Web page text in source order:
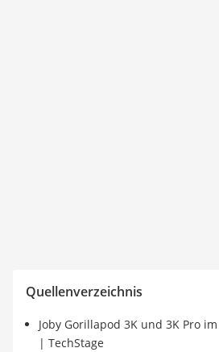
Quellenverzeichnis
Joby Gorillapod 3K und 3K Pro
| TechStage